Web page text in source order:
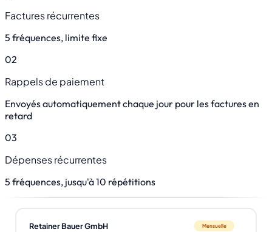
Factures récurrentes
5 fréquences, limite fixe
02
Rappels de paiement
Envoyés automatiquement chaque jour pour les factures en
retard
03
Dépenses récurrentes
5 fréquences, jusqu'à 10 répétitions
Retainer Bauer GmbH Mensuelle